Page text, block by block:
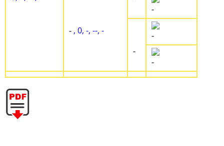
- , 0, -, --, -
-
-
-
-